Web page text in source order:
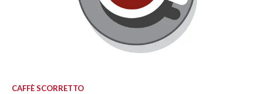
CAFFÈ SCORRETTO